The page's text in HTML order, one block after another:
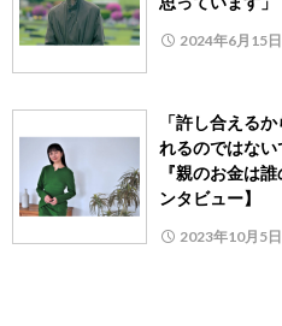
2024年6月15日
「許し合える
れるのではな
『親のお金は
ンタビュー】
2023年10月5日